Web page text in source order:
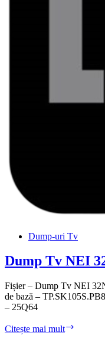
Dump-uri Tv
Dump Tv NEI
Fișier – Dump Tv NEI
de bază –
– 25Q64
Citește mai mult